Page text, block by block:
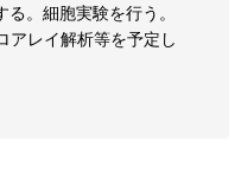
。細胞実験を行う。
アレイ解析等を予定し